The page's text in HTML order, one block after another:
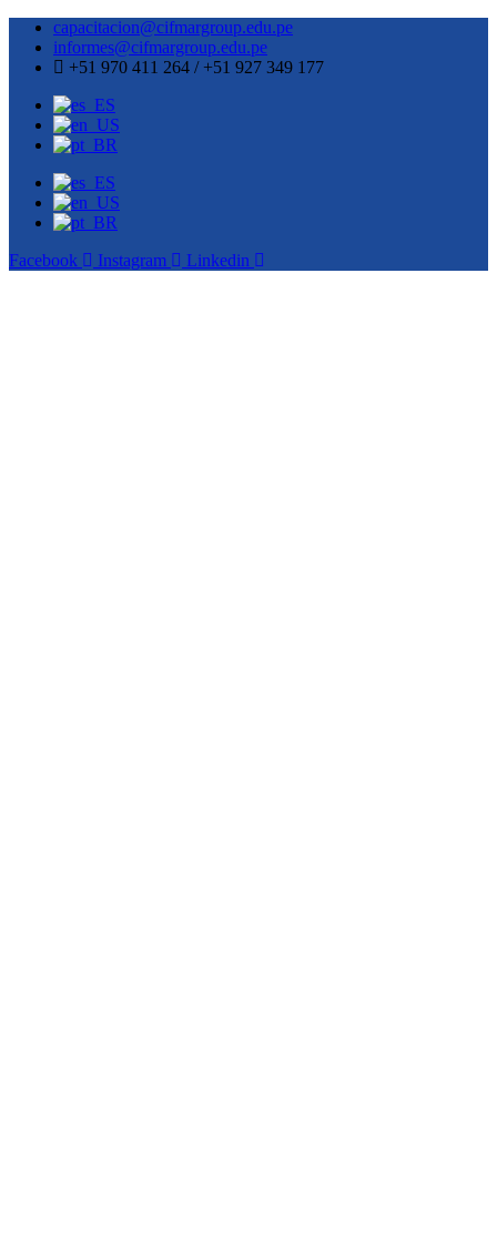
capacitacion@cifmargroup.edu.pe
informes@cifmargroup.edu.pe
+51 970 411 264 / +51 927 349 177
Facebook Instagram Linkedin